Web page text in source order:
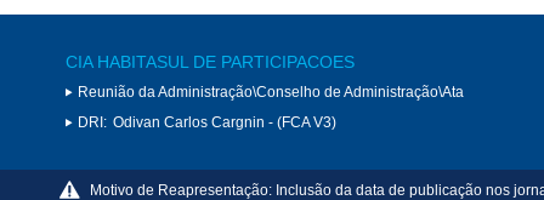
CIA HABITASUL DE PARTICIPACOES
Reunião da Administração\Conselho de Administração\Ata
DRI: Odivan Carlos Cargnin - (FCA V3)
Motivo de Reapresentação: Inclusão da data de publicação nos